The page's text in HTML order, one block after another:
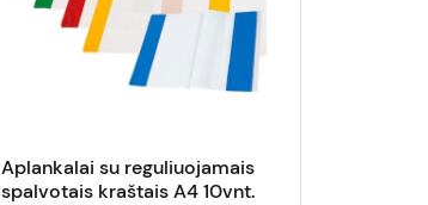
Aplankalai su reguliuojamais
spalvotais kraštais A4 10vnt.